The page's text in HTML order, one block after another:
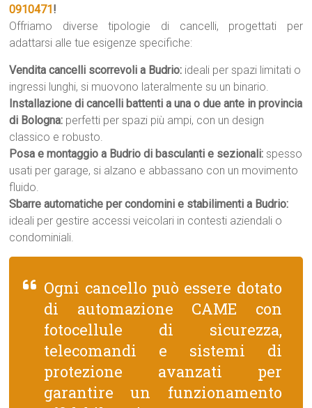
0910471!
Offriamo diverse tipologie di cancelli, progettati per
adattarsi alle tue esigenze specifiche:
Vendita cancelli scorrevoli a Budrio: ideali per spazi limitati o
ingressi lunghi, si muovono lateralmente su un binario.
Installazione di cancelli battenti a una o due ante in provincia
di Bologna: perfetti per spazi più ampi, con un design
classico e robusto.
Posa e montaggio a Budrio di basculanti e sezionali: spesso
usati per garage, si alzano e abbassano con un movimento
fluido.
Sbarre automatiche per condomini e stabilimenti a Budrio:
ideali per gestire accessi veicolari in contesti aziendali o
condominiali.
Ogni cancello può essere dotato
di automazione CAME con
fotocellule di sicurezza,
telecomandi e sistemi di
protezione avanzati per
garantire un funzionamento